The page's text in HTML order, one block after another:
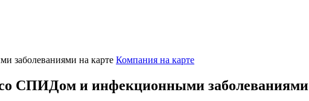
Компания на карте
со СПИДом и инфекционными заболеваниями